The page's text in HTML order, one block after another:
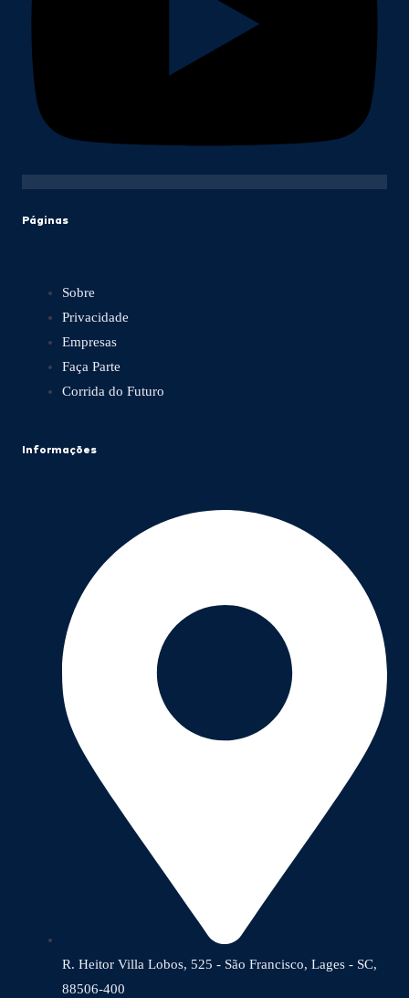
Páginas
Sobre
Privacidade
Empresas
Faça Parte
Corrida do Futuro
Informações
R. Heitor Villa Lobos, 525 - São Francisco, Lages - SC,
88506-400